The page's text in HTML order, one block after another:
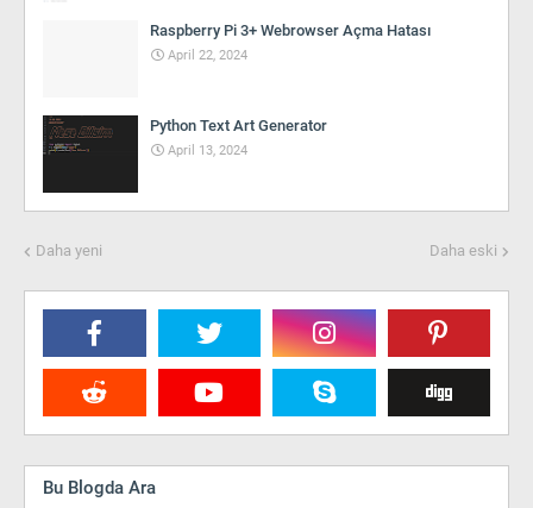
Raspberry Pi 3+ Webrowser Açma Hatası
April 22, 2024
Python Text Art Generator
April 13, 2024
Daha yeni Daha eski
Bu Blogda Ara